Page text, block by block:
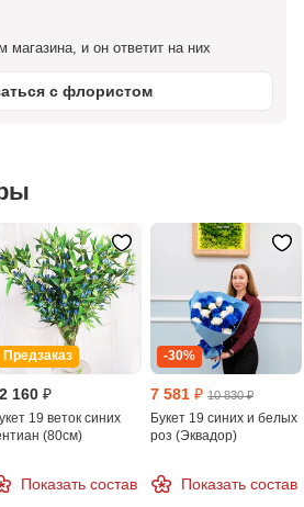
и он ответит на них
с флористом
Предзаказ
160 ₽
19 веток синих
(80см)
Показать состав
-30%
7 581 ₽ 10 830 ₽
Букет 19 синих и белых
роз (Эквадор)
Показать состав